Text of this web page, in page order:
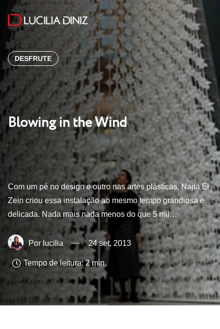
DESFRUTE
Blowing in the Wind
Com um pé no design e outro nas artes plásticas, Najla El
Zein criou essa instalação ao mesmo tempo grandiosa e
delicada. Nada mais nada menos do que 5 mil…
lucilia 24 set, 2013
Tempo de leitura: 2 min.